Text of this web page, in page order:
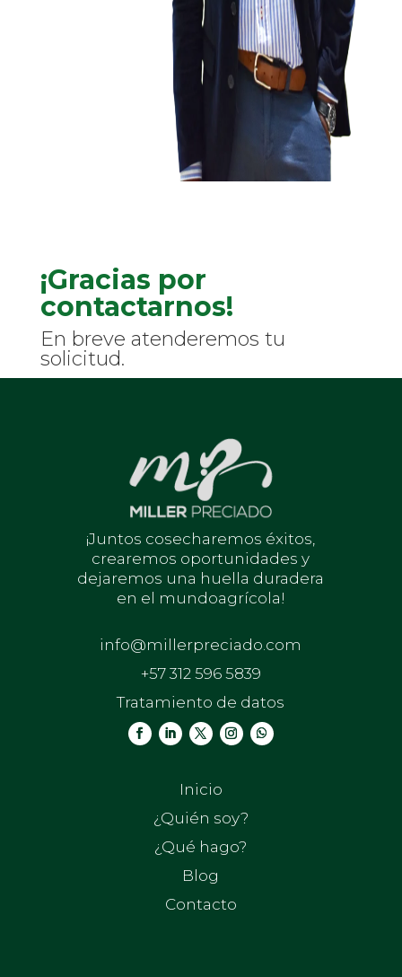
¡Gracias por
contactarnos!
En breve atenderemos tu
solicitud.
¡Juntos cosecharemos éxitos,
crearemos oportunidades y
dejaremos una huella duradera
en el mundoagrícola!
info@millerpreciado.com
+57 312 596 5839
Tratamiento de datos
Inicio
¿Quién soy?
¿Qué hago?
Blog
Contacto